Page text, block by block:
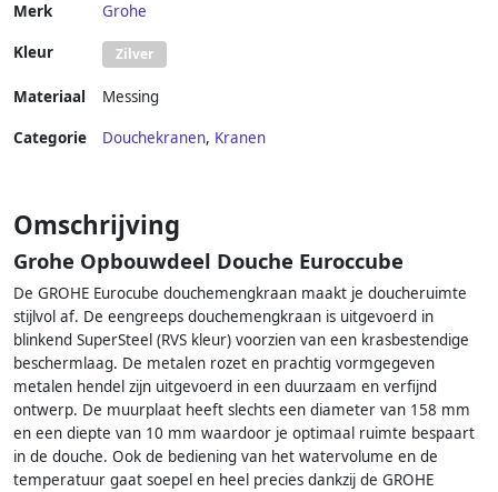
Merk Grohe
Kleur Zilver
Materiaal Messing
Categorie Douchekranen, Kranen
Omschrijving
Grohe Opbouwdeel Douche Euroccube
De GROHE Eurocube douchemengkraan maakt je doucheruimte
stijlvol af. De eengreeps douchemengkraan is uitgevoerd in
blinkend SuperSteel (RVS kleur) voorzien van een krasbestendige
beschermlaag. De metalen rozet en prachtig vormgegeven
metalen hendel zijn uitgevoerd in een duurzaam en verfijnd
ontwerp. De muurplaat heeft slechts een diameter van 158 mm
en een diepte van 10 mm waardoor je optimaal ruimte bespaart
in de douche. Ook de bediening van het watervolume en de
temperatuur gaat soepel en heel precies dankzij de GROHE